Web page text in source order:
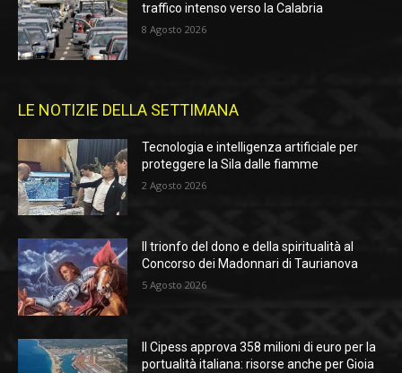
traffico intenso verso la Calabria
8 Agosto 2026
LE NOTIZIE DELLA SETTIMANA
Tecnologia e intelligenza artificiale per
proteggere la Sila dalle fiamme
2 Agosto 2026
Il trionfo del dono e della spiritualità al
Concorso dei Madonnari di Taurianova
5 Agosto 2026
Il Cipess approva 358 milioni di euro per la
portualità italiana: risorse anche per Gioia